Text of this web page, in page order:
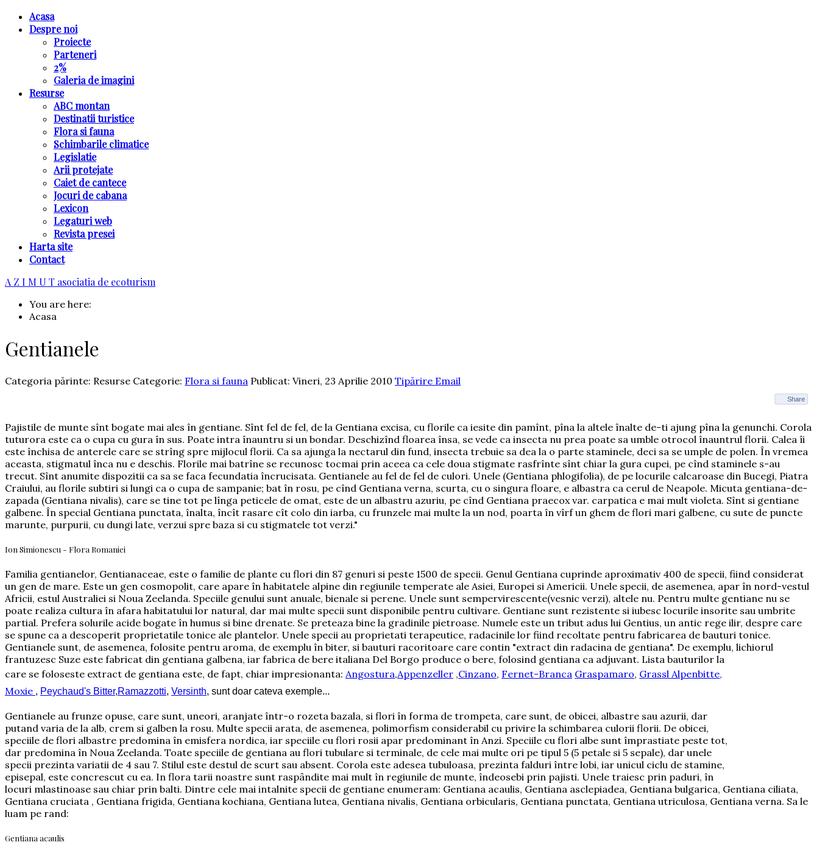
Acasa
Despre noi
Proiecte
Parteneri
2%
Galeria de imagini
Resurse
ABC montan
Destinatii turistice
Flora si fauna
Schimbarile climatice
Legislatie
Arii protejate
Caiet de cantece
Jocuri de cabana
Lexicon
Legaturi web
Revista presei
Harta site
Contact
A Z I M U T asociatia de ecoturism
You are here:
Acasa
Gentianele
Categoria părinte: Resurse Categorie: Flora si fauna Publicat: Vineri, 23 Aprilie 2010 Tipărire Email
Share
Pajistile de munte sînt bogate mai ales în gentiane. Sînt fel de fel, de la Gentiana excisa, cu florile ca iesite din pamînt, pîna la altele înalte de-ti ajung pîna la genunchi. Corola
tuturora este ca o cupa cu gura în sus. Poate intra înauntru si un bondar. Deschizînd floarea însa, se vede ca insecta nu prea poate sa umble otrocol înauntrul florii. Calea îi
este închisa de anterele care se strîng spre mijlocul florii. Ca sa ajunga la nectarul din fund, insecta trebuie sa dea la o parte staminele, deci sa se umple de polen. În vremea
aceasta, stigmatul înca nu e deschis. Florile mai batrîne se recunosc tocmai prin aceea ca cele doua stigmate rasfrînte sînt chiar la gura cupei, pe cînd staminele s-au
trecut. Sînt anumite dispozitii ca sa se faca fecundatia încrucisata. Gentianele au fel de fel de culori. Unele (Gentiana phlogifolia), de pe locurile calcaroase din Bucegi, Piatra
Craiului, au florile subtiri si lungi ca o cupa de sampanie; bat în rosu, pe cînd Gentiana verna, scurta, cu o singura floare, e albastra ca cerul de Neapole. Micuta gentiana-de-
zapada (Gentiana nivalis), care se tine tot pe lînga peticele de omat, este de un albastru azuriu, pe cînd Gentiana praecox var. carpatica e mai mult violeta. Sînt si gentiane
galbene. În special Gentiana punctata, înalta, încît rasare cît colo din iarba, cu frunzele mai multe la un nod, poarta în vîrf un ghem de flori mari galbene, cu sute de puncte
marunte, purpurii, cu dungi late, verzui spre baza si cu stigmatele tot verzi."
Ion Simionescu - Flora Romaniei
Familia gentianelor, Gentianaceae, este o familie de plante cu flori din 87 genuri si peste 1500 de specii. Genul Gentiana cuprinde aproximativ 400 de specii, fiind considerat
un gen de mare. Este un gen cosmopolit, care apare în habitatele alpine din regiunile temperate ale Asiei, Europei si Americii. Unele specii, de asemenea, apar în nord-vestul
Africii, estul Australiei si Noua Zeelanda. Speciile genului sunt anuale, bienale si perene. Unele sunt sempervirescente(vesnic verzi), altele nu. Pentru multe gentiane nu se
poate realiza cultura în afara habitatului lor natural, dar mai multe specii sunt disponibile pentru cultivare. Gentiane sunt rezistente si iubesc locurile insorite sau umbrite
partial. Prefera solurile acide bogate în humus si bine drenate. Se preteaza bine la gradinile pietroase. Numele este un tribut adus lui Gentius, un antic rege ilir, despre care
se spune ca a descoperit proprietatile tonice ale plantelor. Unele specii au proprietati terapeutice, radacinile lor fiind recoltate pentru fabricarea de bauturi tonice.
Gentianele sunt, de asemenea, folosite pentru aroma, de exemplu în biter, si bauturi racoritoare care contin "extract din radacina de gentiana". De exemplu, lichiorul
frantuzesc Suze este fabricat din gentiana galbena, iar fabrica de bere italiana Del Borgo produce o bere, folosind gentiana ca adjuvant. Lista bauturilor la
care se foloseste extract de gentiana este, de fapt, chiar impresionanta: Angostura,Appenzeller ,Cinzano, Fernet-Branca Graspamaro, Grassl Alpenbitte,
Moxie , Peychaud's Bitter,Ramazzotti, Versinth, sunt doar cateva exemple...
Gentianele au frunze opuse, care sunt, uneori, aranjate într-o rozeta bazala, si flori în forma de trompeta, care sunt, de obicei, albastre sau azurii, dar
putand varia de la alb, crem si galben la rosu. Multe specii arata, de asemenea, polimorfism considerabil cu privire la schimbarea culorii florii. De obicei,
speciile de flori albastre predomina în emisfera nordica, iar speciile cu flori rosii apar predominant în Anzi. Speciile cu flori albe sunt împrastiate peste tot,
dar predomina în Noua Zeelanda. Toate speciile de gentiana au flori tubulare si terminale, de cele mai multe ori pe tipul 5 (5 petale si 5 sepale), dar unele
specii prezinta variatii de 4 sau 7. Stilul este destul de scurt sau absent. Corola este adesea tubuloasa, prezinta falduri între lobi, iar unicul ciclu de stamine,
episepal, este concrescut cu ea. In flora tarii noastre sunt raspândite mai mult în regiunile de munte, îndeosebi prin pajisti. Unele traiesc prin paduri, în
locuri mlastinoase sau chiar prin balti. Dintre cele mai intalnite specii de gentiane enumeram: Gentiana acaulis, Gentiana asclepiadea, Gentiana bulgarica, Gentiana ciliata,
Gentiana cruciata , Gentiana frigida, Gentiana kochiana, Gentiana lutea, Gentiana nivalis, Gentiana orbicularis, Gentiana punctata, Gentiana utriculosa, Gentiana verna. Sa le
luam pe rand:
Gentiana acaulis